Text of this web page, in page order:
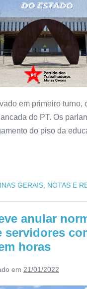
em primeiro turno,
do PT. Os
do piso da
GERAIS, NOTAS E
anular
servidores
horas
em 21/01/2022